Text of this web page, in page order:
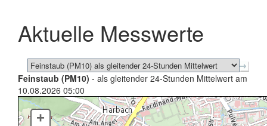
schließen
Aktuelle Messwerte
Feinstaub (PM10) - als gleitender 24-Stunden Mittelwert am
10.08.2026 05:00
+